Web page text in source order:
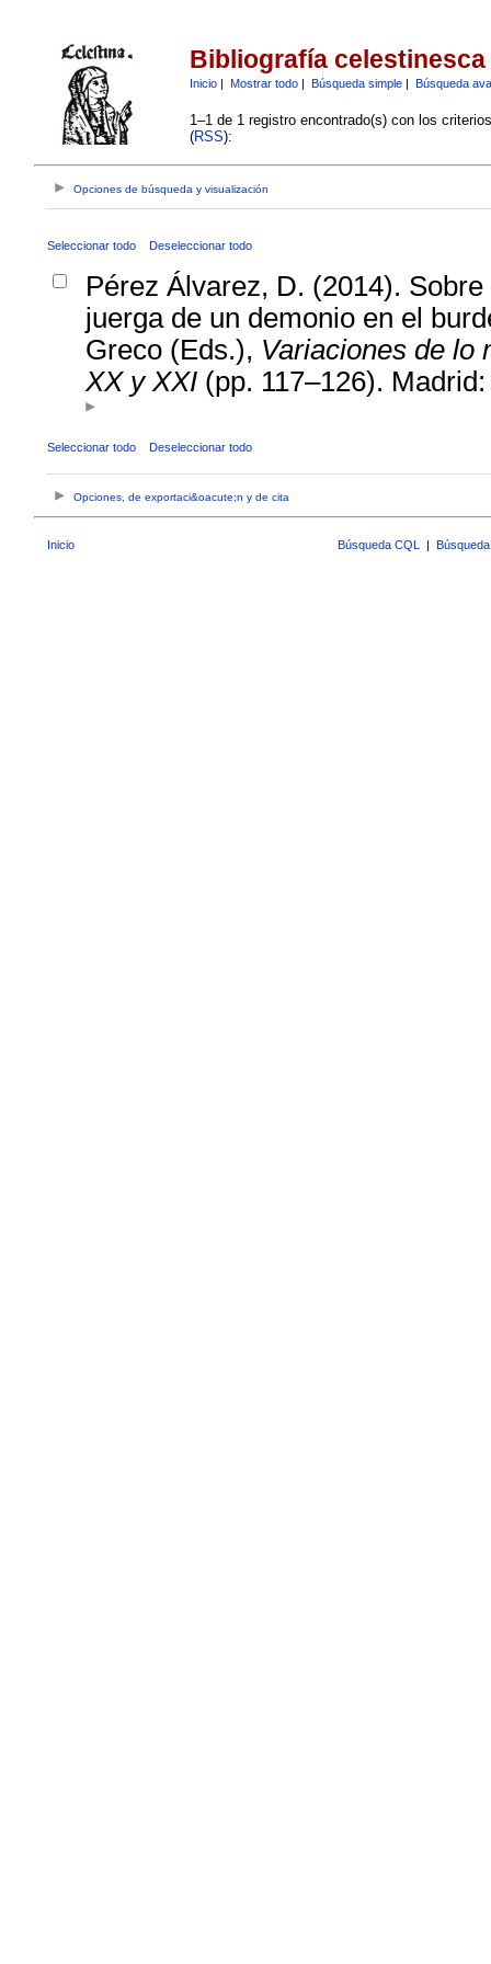
Bibliografía celestinesca
Inicio| Mostrar todo| Búsqueda simple| Búsqueda
1–1 de 1 registro encontrado(s) con los
(RSS):
Opciones de búsqueda y visualización
Seleccionar todo Deseleccionar todo
Pérez Álvarez, D. (2014).
juerga de un demonio en el
Greco (Eds.), Variaciones de lo
XX y XXI(pp. 117–126).
Seleccionar todo Deseleccionar todo
Opciones, de exportaci&oacute;n y de cita
Inicio Búsqueda CQL |